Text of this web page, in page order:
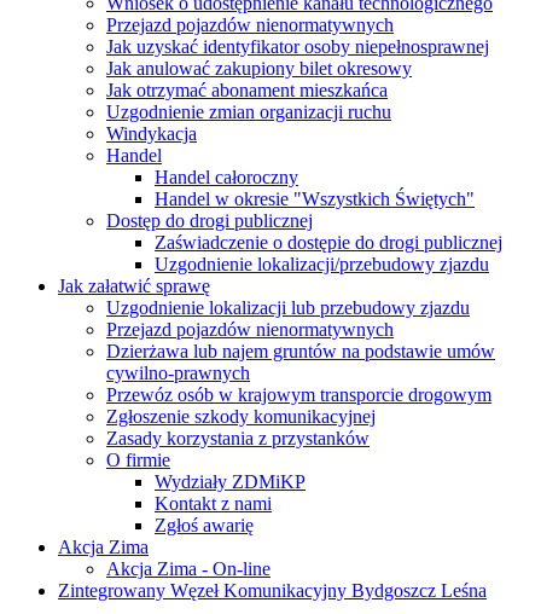
Przejazd pojazdów nienormatywnych
Jak uzyskać identyfikator osoby niepełnosprawnej
Jak anulować zakupiony bilet okresowy
Jak otrzymać abonament mieszkańca
Uzgodnienie zmian organizacji ruchu
Windykacja
Handel
Handel całoroczny
Handel w okresie "Wszystkich Świętych"
Dostęp do drogi publicznej
Zaświadczenie o dostępie do drogi publicznej
Uzgodnienie lokalizacji/przebudowy zjazdu
Jak załatwić sprawę
Uzgodnienie lokalizacji lub przebudowy zjazdu
Przejazd pojazdów nienormatywnych
Dzierżawa lub najem gruntów na podstawie umów
cywilno-prawnych
Przewóz osób w krajowym transporcie drogowym
Zgłoszenie szkody komunikacyjnej
Zasady korzystania z przystanków
O firmie
Wydziały ZDMiKP
Kontakt z nami
Zgłoś awarię
Akcja Zima
Akcja Zima - On-line
Zintegrowany Węzeł Komunikacyjny Bydgoszcz Leśna